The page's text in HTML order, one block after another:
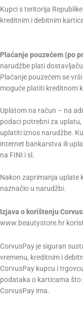
Kupci s teritorija
kreditnim i debitnim
Plaćanje pouzećem (po
narudžbe plati
Plaćanje pouzećem se
moguće platiti kreditnom
Uplatom na račun – na
podaci potrebni za
uplatiti iznos narudžbe.
internet bankarstva ili
na FINI i sl.
Nakon zaprimanja uplate
naznačio u narudžbi.
Izjava o korištenju
www.beautystore.hr
CorvusPay je siguran
vremenu, kreditnim i
CorvusPay kupcu i
podataka o karticama što
CorvusPay ima.